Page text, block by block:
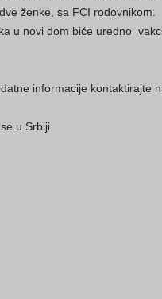
ženke, sa FCI rodovnikom.
u novi dom biće uredno
informacije kontaktirajte
u Srbiji.